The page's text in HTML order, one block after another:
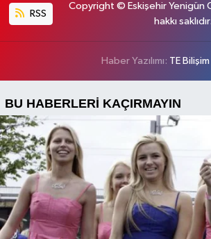
RSS
Copyright © Eskişehir Yenigün
hakkı saklıdır.
Haber Yazılımı: TE Bilişim